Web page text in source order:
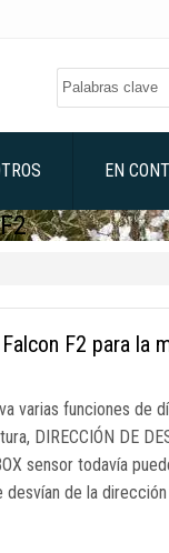
EN
F2 para la
varias funciones de
DIRECCIÓN DE
sensor todavía
de la